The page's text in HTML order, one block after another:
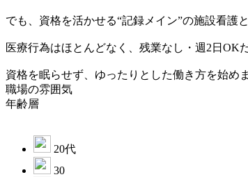
でも、資格を活かせる“記録メイン”の施設看護
医療行為はほとんどなく、残業なし・週2日OK
資格を眠らせず、ゆったりとした働き方を始め
職場の雰囲気
年齢層
20代
30